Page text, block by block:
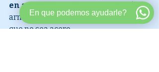
en acero?
Claro. Mesas, estanterías,
armarios, todo. Sin madera, sin nada
que no sea acero.
En que podemos ayudarle?